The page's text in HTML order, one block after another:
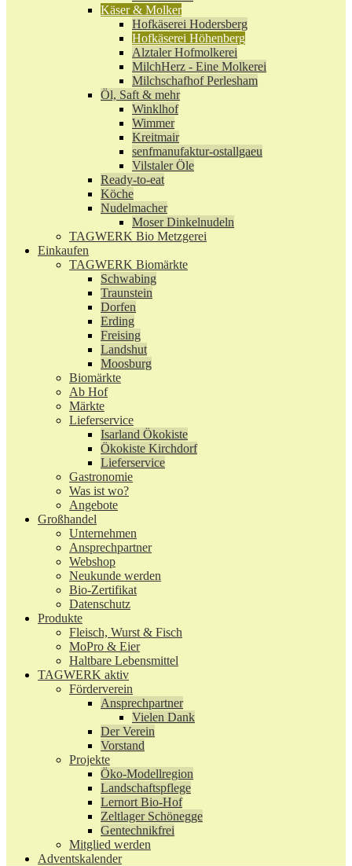
Käser & Molker
Hofkäserei Hodersberg
Hofkäserei Höhenberg
Alztaler Hofmolkerei
MilchHerz - Eine Molkerei
Milchschafhof Perlesham
Öl, Saft & mehr
Winklhof
Wimmer
Kreitmair
senfmanufaktur-ostallgaeu
Vilstaler Öle
Ready-to-eat
Köche
Nudelmacher
Moser Dinkelnudeln
TAGWERK Bio Metzgerei
Einkaufen
TAGWERK Biomärkte
Schwabing
Traunstein
Dorfen
Erding
Freising
Landshut
Moosburg
Biomärkte
Ab Hof
Märkte
Lieferservice
Isarland Ökokiste
Ökokiste Kirchdorf
Lieferservice
Gastronomie
Was ist wo?
Angebote
Großhandel
Unternehmen
Ansprechpartner
Webshop
Neukunde werden
Bio-Zertifikat
Datenschutz
Produkte
Fleisch, Wurst & Fisch
MoPro & Eier
Haltbare Lebensmittel
TAGWERK aktiv
Förderverein
Ansprechpartner
Vielen Dank
Der Verein
Vorstand
Projekte
Öko-Modellregion
Landschaftspflege
Lernort Bio-Hof
Zeltlager Schönegge
Gentechnikfrei
Mitglied werden
Adventskalender